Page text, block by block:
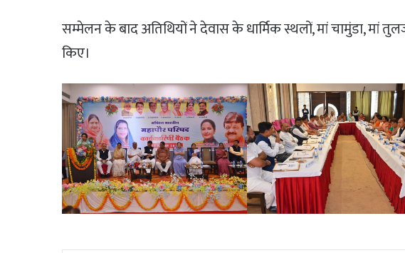
सम्मेलन के बाद अतिथियों ने देवास के धार्मिक स्थलों, मां चामुंडा, मां
किए।